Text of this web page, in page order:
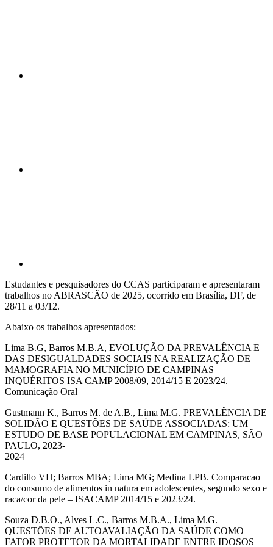
Estudantes e pesquisadores do CCAS participaram e apresentaram
trabalhos no ABRASCÃO de 2025, ocorrido em Brasília, DF, de
28/11 a 03/12.
Abaixo os trabalhos apresentados:
Lima B.G, Barros M.B.A, EVOLUÇÃO DA PREVALÊNCIA E
DAS DESIGUALDADES SOCIAIS NA REALIZAÇÃO DE
MAMOGRAFIA NO MUNICÍPIO DE CAMPINAS –
INQUÉRITOS ISA CAMP 2008/09, 2014/15 E 2023/24.
Comunicação Oral
Gustmann K., Barros M. de A.B., Lima M.G. PREVALÊNCIA DE
SOLIDÃO E QUESTÕES DE SAÚDE ASSOCIADAS: UM
ESTUDO DE BASE POPULACIONAL EM CAMPINAS, SÃO
PAULO, 2023-
2024
Cardillo VH; Barros MBA; Lima MG; Medina LPB. Comparacao
do consumo de alimentos in natura em adolescentes, segundo sexo e
raca/cor da pele – ISACAMP 2014/15 e 2023/24.
Souza D.B.O., Alves L.C., Barros M.B.A., Lima M.G.
QUESTÕES DE AUTOAVALIAÇÃO DA SAÚDE COMO
FATOR PROTETOR DA MORTALIDADE ENTRE IDOSOS